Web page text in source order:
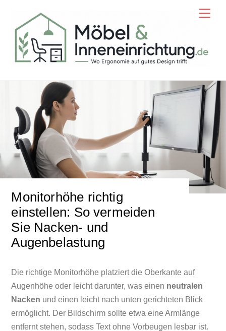
content
Monitorhöhe richtig
einstellen: So vermeiden
Sie Nacken- und
Augenbelastung
Die richtige Monitorhöhe platziert die Oberkante auf
Augenhöhe oder leicht darunter, was einen neutralen
Nacken und einen leicht nach unten gerichteten Blick
ermöglicht. Der Bildschirm sollte etwa eine Armlänge
entfernt stehen, sodass Text ohne Vorbeugen lesbar ist.